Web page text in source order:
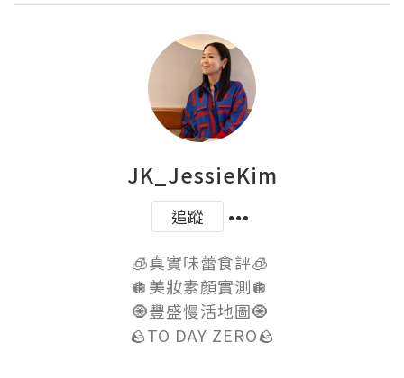
JK_JessieKim
追蹤
🧊真實味蕾食評🧊
🪩美妝素顏實測🪩
🧿豐盛慢活地圖🧿
🪨TO DAY ZERO🪨